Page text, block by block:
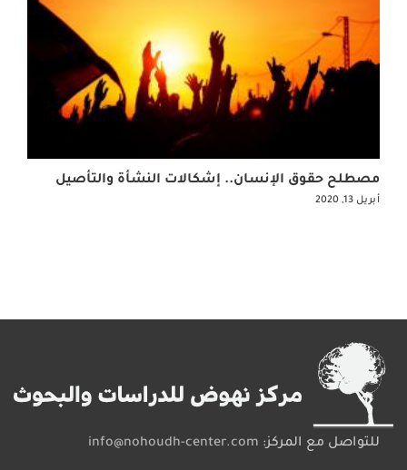
مصطلح حقوق الإنسان.. إشكالات النشأة والتأصيل
أبريل 13, 2020
للتواصل مع المركز: info@nohoudh-center.com